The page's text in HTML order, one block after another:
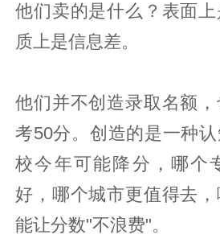
他们卖的是什么？表面
质上是信息差。
他们并不创造录取名额
考50分。创造的是一种
校今年可能降分，哪个
好，哪个城市更值得去
能让分数"不浪费"。